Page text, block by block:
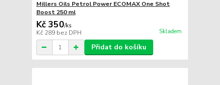
Millers Oils Petrol Power ECOMAX One Shot
Boost 250 ml
Kč 350/ks
Kč 289 bez DPH Skladem
Přidat do košíku